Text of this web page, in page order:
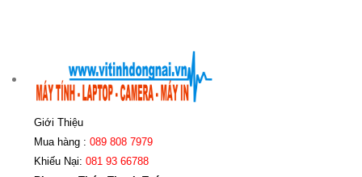
Giới Thiệu
Mua hàng : 089 808 7979
Khiếu Nại: 081 93 66788